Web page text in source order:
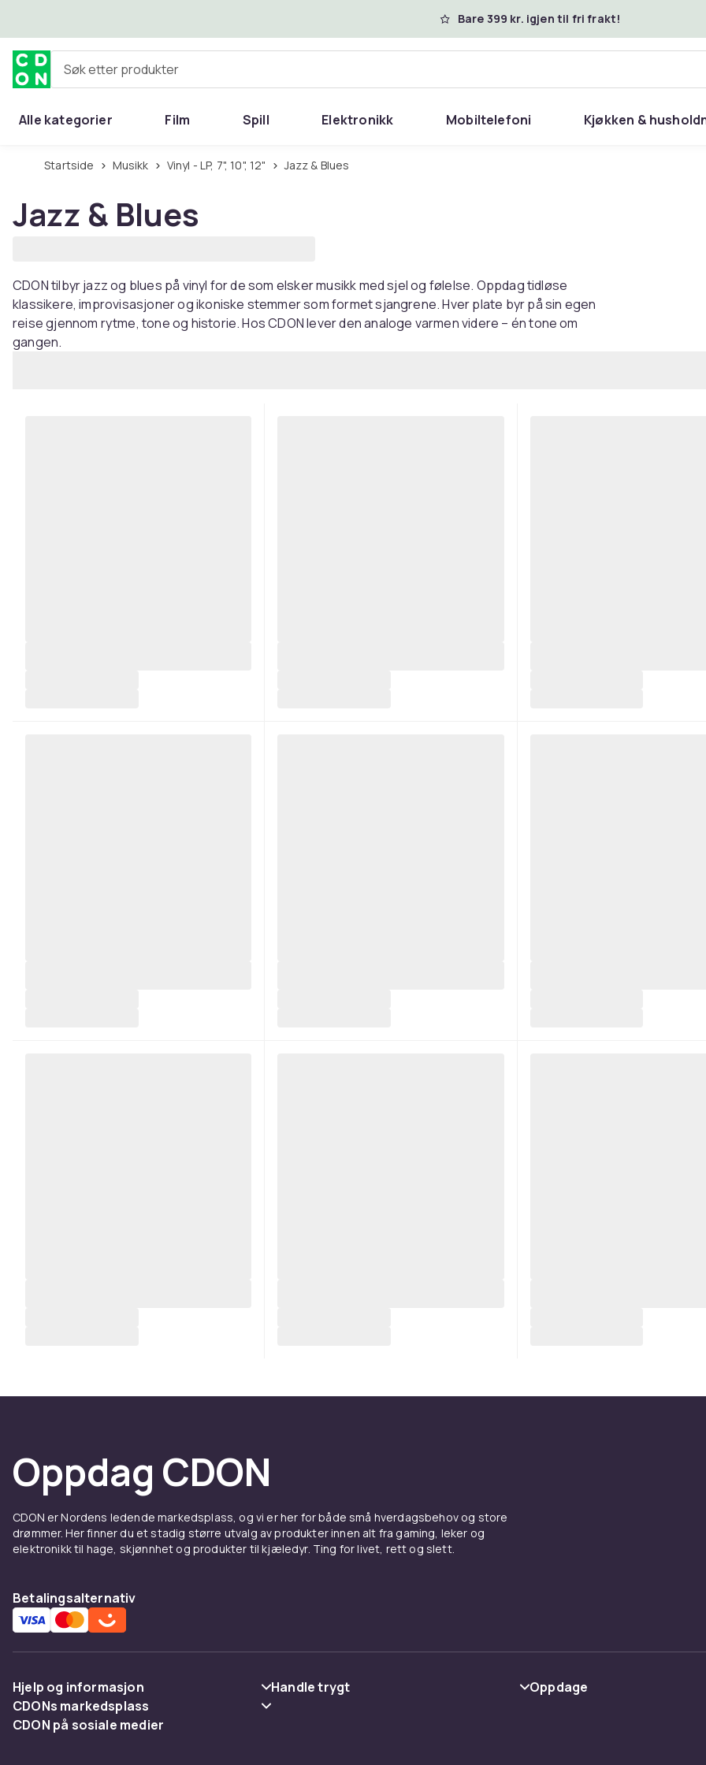
Bare 399 kr. igjen til fri frakt!
Søk etter produkter
Alle kategorier Film Spill Elektronikk Mobiltelefoni Kjøkken &
Startside Musikk Vinyl - LP, 7", 10", 12" Jazz & Blues
Jazz & Blues
CDON tilbyr jazz og blues på vinyl for de som elsker musikk med sjel og følelse. Oppdag tidløse
klassikere, improvisasjoner og ikoniske stemmer som formet sjangrene. Hver plate byr på sin egen
reise gjennom rytme, tone og historie. Hos CDON lever den analoge varmen videre – én tone om
gangen.
Oppdag CDON
CDON er Nordens ledende markedsplass, og vi er her for både små hverdagsbehov og store
drømmer. Her finner du et stadig større utvalg av produkter innen alt fra gaming, leker og
elektronikk til hage, skjønnhet og produkter til kjæledyr. Ting for livet, rett og slett.
Betalingsalternativ
Hjelp og informasjon
Vanlige spørsmål
Handle trygt
Oppdage
CDONs markedsplass
Merchant Help Center
CDON på sosiale medier